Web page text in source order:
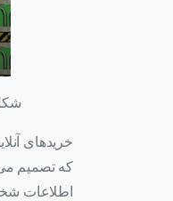
شکل 2- نسخه‌های به ‌روز شده مرورگرهای اینترنتی از جدیدترین
خرید‌های
که تصمیم
اطلاعات